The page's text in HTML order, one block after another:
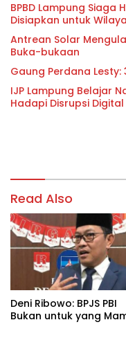
BPBD Lampung Siaga
Disiapkan untuk
Antrean Solar
Buka-bukaan
Gaung Perdana
IJP Lampung Belajar
Hadapi Disrupsi Digital
Read Also
Deni Ribowo: BPJS PBI
Bukan untuk yang